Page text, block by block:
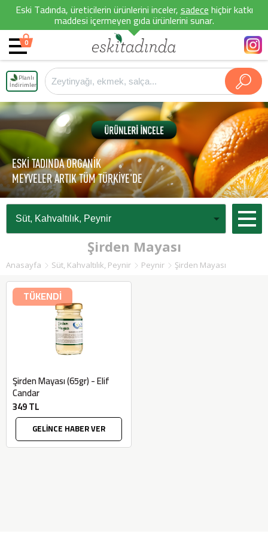
Eski Tadında, üreticilerin ürünlerini inceler,sadecehiçbir katkı
maddesi içermeyen gıda ürünlerini sunar.
0
Planlı
İndirimler
ESKİ TADINDA ORGANİK
MEYVELER ARTIK TÜM TÜRKİYE'DE
Şirden Mayası
Anasayfa Süt, Kahvaltılık, Peynir Peynir Şirden Mayası
TÜKENDİ
Şirden Mayası (65gr) - Elif
Candar
349 TL
GELİNCE HABER VER